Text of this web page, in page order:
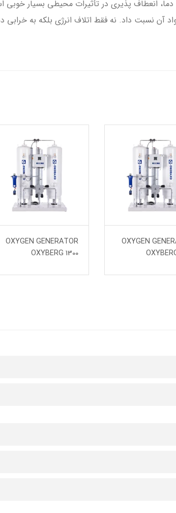
مربوط به فشار، دما، انعطاف پذیری در تأثیرات محیطی
شلنگ و مواد آن نسبت داد. نه فقط اتلاف انرژی بلکه به
OXYGEN
OXYGEN GENERATOR
OXYBERG 1300